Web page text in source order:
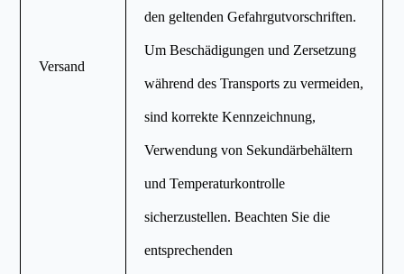
Versand
den geltenden Gefahrgutvorschriften.
Um Beschädigungen und Zersetzung
während des Transports zu vermeiden,
sind korrekte Kennzeichnung,
Verwendung von Sekundärbehältern
und Temperaturkontrolle
sicherzustellen. Beachten Sie die
entsprechenden